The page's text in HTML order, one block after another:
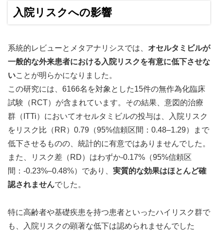
入院リスクへの影響
系統的レビューとメタアナリシスでは、 オセルタミビルが
一般的な外来患者における入院リスクを有意に低下させな
いことが明らかになりました。
この研究には、6166名を対象とした15件の無作為化臨床
試験（RCT）が含まれています。その結果、意図的治療
群（ITTi）においてオセルタミビルの投与は、入院リスク
をリスク比（RR）0.79（95%信頼区間：0.48–1.29）まで
低下させるものの、統計的に有意ではありませんでした。
また、リスク差（RD）はわずか-0.17%（95%信頼区
間：-0.23%–0.48%）であり、 実質的な効果はほとんど確
認されませんでした。
特に高齢者や基礎疾患を持つ患者といったハイリスク群で
も、入院リスクの顕著な低下は認められませんでした